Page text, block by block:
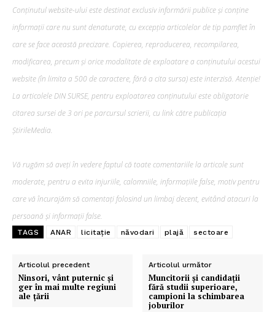
Conținutul website-ului este destinat exclusiv informării publice și conține
informații care nu sunt denaturate, cu excepția articolelor de tip pamflet în
care se face această precizare. Copierea, reproducerea, recompilarea,
modificarea, precum şi orice modalitate de exploatare a conținutului acestui
website (în limita a 500 de caractere, fără a cita sursa) este interzisă. Atenție!
La articolele DIN SURSE, pentru exploatarea conținutului este obligatorie
citarea sursei de 3 ori pe parcursul scrierii, cu link către publicația
ȘtirileMedia.
Vă rugăm să aveți în vedere faptul că toate comentariile la articole sunt
moderate, pentru a evita injuriile, calomniile, informațiile false, motiv pentru
care vă încurajăm să comentați folosind un limbaj decent, evitând atacuri la
persoană și informații false.
TAGS ANAR licitație năvodari plajă sectoare
Articolul precedent
Ninsori, vânt puternic și
ger în mai multe regiuni
ale țării
Articolul următor
Muncitorii și candidații
fără studii superioare,
campioni la schimbarea
joburilor